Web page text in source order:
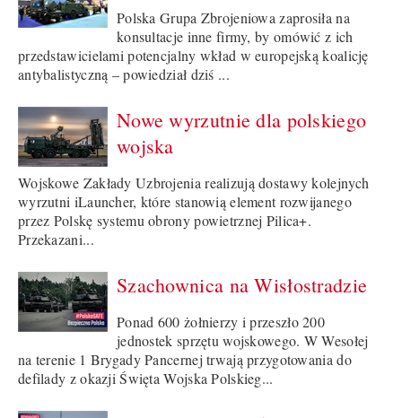
Polska Grupa Zbrojeniowa zaprosiła na
konsultacje inne firmy, by omówić z ich
przedstawicielami potencjalny wkład w europejską koalicję
antybalistyczną – powiedział dziś ...
Nowe wyrzutnie dla polskiego
wojska
Wojskowe Zakłady Uzbrojenia realizują dostawy kolejnych
wyrzutni iLauncher, które stanowią element rozwijanego
przez Polskę systemu obrony powietrznej Pilica+.
Przekazani...
Szachownica na Wisłostradzie
Ponad 600 żołnierzy i przeszło 200
jednostek sprzętu wojskowego. W Wesołej
na terenie 1 Brygady Pancernej trwają przygotowania do
defilady z okazji Święta Wojska Polskieg...